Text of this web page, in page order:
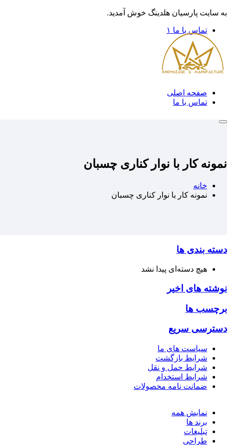
به سایت پارسیان هلدینگ خوش آمدید.
تماس با ما ۱
صفحه اصلی
تماس با ما
نمونه کار با نوار کناری چسبان
خانه
نمونه کار با نوار کناری چسبان
دسته بندی ها
هیچ دسته‌ای پیدا نشد
نوشته های اخیر
برچسب ها
دسترسی سریع
سیاست های ما
شرایط بازگشت
شرایط حمل و نقل
شرایط استخدام
ضمانت نامه محصولات
نمایش همه
برند ها
تبلیغات
طراحی